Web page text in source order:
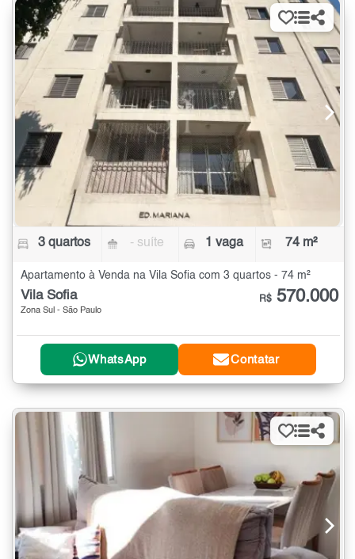
3 quartos - suíte 1 vaga 74 m²
Apartamento à Venda na Vila Sofia com 3 quartos - 74 m²
Vila Sofia
Zona Sul - São Paulo
R$ 570.000
WhatsApp Contatar